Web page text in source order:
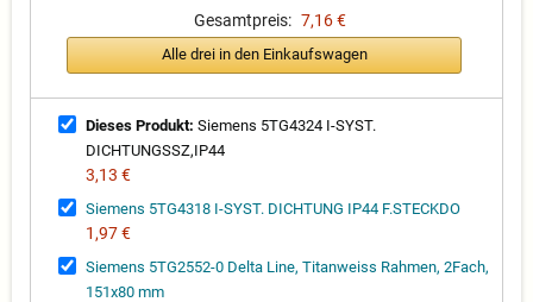
Gesamtpreis: 7,16 €
Alle drei in den Einkaufswagen
Dieses Produkt: Siemens 5TG4324 I-SYST.
DICHTUNGSSZ,IP44
3,13 €
Siemens 5TG4318 I-SYST. DICHTUNG IP44 F.STECKDO
1,97 €
Siemens 5TG2552-0 Delta Line, Titanweiss Rahmen, 2Fach,
151x80 mm